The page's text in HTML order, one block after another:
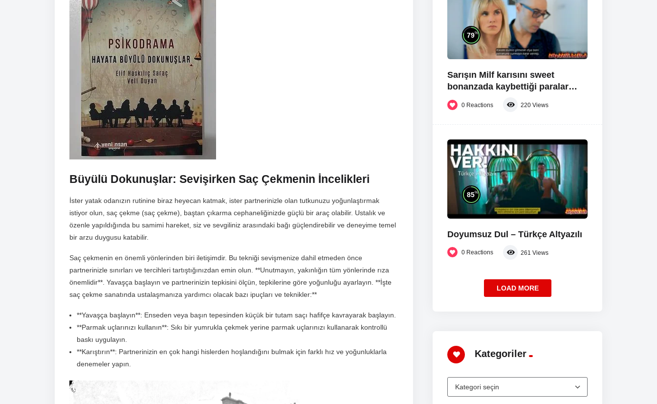
Büyülü Dokunuşlar: Sevişirken Saç Çekmenin İncelikleri
İster yatak odanızın rutinine biraz heyecan katmak, ister partnerinizle olan tutkunuzu yoğunlaştırmak
istiyor olun, saç çekme (saç çekme), baştan çıkarma cephaneliğinizde güçlü bir araç olabilir. Ustalık ve
özenle yapıldığında bu samimi hareket, siz ve sevgiliniz arasındaki bağı güçlendirebilir ve deneyime temel
bir arzu duygusu katabilir.
Saç çekmenin en önemli yönlerinden biri iletişimdir. Bu tekniği sevişmenize dahil etmeden önce
partnerinizle sınırları ve tercihleri ​​tartıştığınızdan emin olun. **Unutmayın, yakınlığın tüm yönlerinde rıza
önemlidir**. Yavaşça başlayın ve partnerinizin tepkisini ölçün, tepkilerine göre yoğunluğu ayarlayın. **İşte
saç çekme sanatında ustalaşmanıza yardımcı olacak bazı ipuçları ve teknikler:**
**Yavaşça başlayın**: Enseden veya başın tepesinden küçük bir tutam saçı hafifçe kavrayarak başlayın.
**Parmak uçlarınızı kullanın**: Sıkı bir yumrukla çekmek yerine parmak uçlarınızı kullanarak kontrollü
baskı uygulayın.
**Karıştırın**: Partnerinizin en çok hangi hislerden hoşlandığını bulmak için farklı hız ve yoğunluklarla
denemeler yapın.
79%
Sarışın Milf karısını sweet
bonanzada kaybettiği paralar
yüzünden patrona siktirmek
zorunda kalıyor.
0 Reactions 220 Views
85%
Doyumsuz Dul – Türkçe Altyazılı
0 Reactions 261 Views
LOAD MORE
Kategoriler